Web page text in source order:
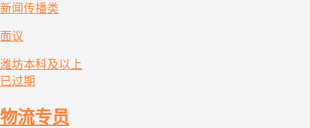
新闻传播类
面议
潍坊本科及以上
已过期
物流专员